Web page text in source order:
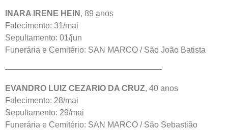
INARA IRENE HEIN , 89 anos
Falecimento: 31/mai
Sepultamento: 01/jun
Funerária e Cemitério: SAN MARCO / São João Batista
────────────────────────────
EVANDRO LUIZ CEZARIO DA CRUZ, 40 anos
Falecimento: 28/mai
Sepultamento: 29/mai
Funerária e Cemitério: SAN MARCO / São Sebastião